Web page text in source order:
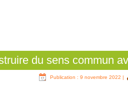
du sens commun
Publication : 9 novembre 2022 |